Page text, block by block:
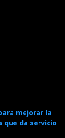
mejorar la
que da servicio